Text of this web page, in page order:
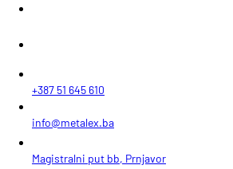
+387 51 645 610
info@metalex.ba
Magistralni put bb, Prnjavor